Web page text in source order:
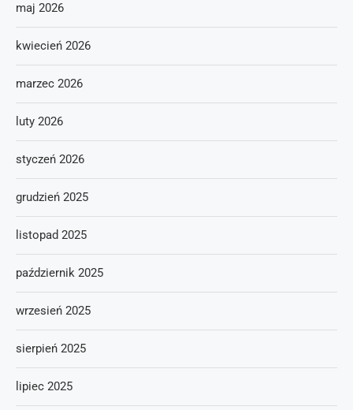
maj 2026
kwiecień 2026
marzec 2026
luty 2026
styczeń 2026
grudzień 2025
listopad 2025
październik 2025
wrzesień 2025
sierpień 2025
lipiec 2025